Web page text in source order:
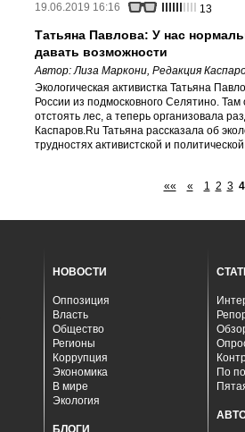
19.06.2019 16:16 13
Татьяна Павлова: У нас
давать возможности
Автор:Лиза Маркони, Редакция
Экологическая активистка Татьяна
России из подмосковного Селятино. Там
отстоять лес, а теперь организовала
Каспаров.Ru Татьяна рассказала об
трудностях активистской и
«« « 1 2 3 4
НОВОСТИ
Оппозиция
Власть
Общество
Регионы
Коррупция
Экономика
В мире
Экология
БЛОГИ
По